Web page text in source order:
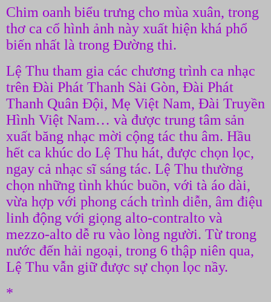
Chim oanh biểu trưng cho mùa xuân, trong
thơ ca cổ hình ảnh này xuất hiện khá phổ
biến nhất là trong Đường thi.
Lệ Thu tham gia các chương trình ca nhạc
trên Đài Phát Thanh Sài Gòn, Đài Phát
Thanh Quân Đội, Mẹ Việt Nam, Đài Truyền
Hình Việt Nam… và được trung tâm sản
xuất băng nhạc mời cộng tác thu âm. Hầu
hết ca khúc do Lệ Thu hát, được chọn lọc,
ngay cả nhạc sĩ sáng tác. Lệ Thu thường
chọn những tình khúc buồn, với tà áo dài,
vừa hợp với phong cách trình diễn, âm điệu
linh động với giọng alto-contralto và
mezzo-alto dễ ru vào lòng người. Từ trong
nước đến hải ngoại, trong 6 thập niên qua,
Lệ Thu vẫn giữ được sự chọn lọc nầy.
*